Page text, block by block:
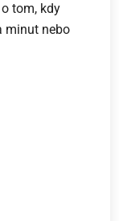
tom, kdy
minut nebo